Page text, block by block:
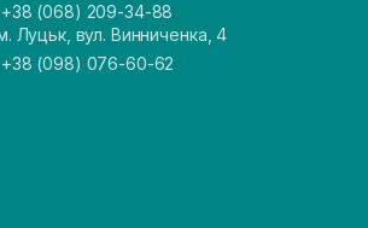
+38 (068) 209-34-88
Луцьк, вул. Винниченка, 4
+38 (098) 076-60-62